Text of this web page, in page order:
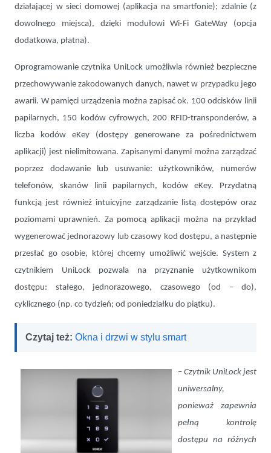
działającej w sieci domowej (aplikacja na smartfonie); zdalnie (z
dowolnego miejsca), dzięki modułowi Wi-Fi GateWay (opcja
dodatkowa, płatna).
Oprogramowanie czytnika UniLock umożliwia również bezpieczne
przechowywanie zakodowanych danych, nawet w przypadku jego
awarii. W pamięci urządzenia można zapisać ok. 100 odcisków linii
papilarnych, 150 kodów cyfrowych, 200 RFID-transponderów, a
liczba kodów eKey (dostępy generowane za pośrednictwem
aplikacji) jest nielimitowana. Zapisanymi danymi można zarządzać
poprzez dodawanie lub usuwanie: użytkowników, numerów
telefonów, skanów linii papilarnych, kodów eKey. Przydatną
funkcją jest również intuicyjne zarządzanie listą dostępów oraz
poziomami uprawnień. Za pomocą aplikacji można na przykład
wygenerować jednorazowy lub czasowy kod dostępu, a następnie
przesłać go osobie, której chcemy umożliwić wejście. System z
czytnikiem UniLock pozwala na przyznanie użytkownikom
dostępu: stałego, jednorazowego, czasowego (od – do),
cyklicznego (np. co tydzień; od poniedziałku do piątku).
Czytaj też: Okna i drzwi w stylu smart
– Czytnik UniLock jest
uniwersalny,
ponieważ zapewnia
pełną kontrolę
dostępu na różnych